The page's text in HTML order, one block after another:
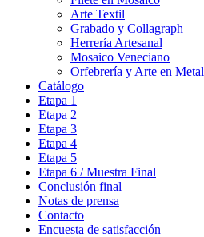
Arte Textil
Grabado y Collagraph
Herrería Artesanal
Mosaico Veneciano
Orfebrería y Arte en Metal
Catálogo
Etapa 1
Etapa 2
Etapa 3
Etapa 4
Etapa 5
Etapa 6 / Muestra Final
Conclusión final
Notas de prensa
Contacto
Encuesta de satisfacción